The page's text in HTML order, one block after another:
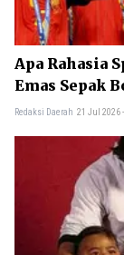
Apa Rahasia
Emas Sepak
Redaksi Daerah 21 Jul 2026